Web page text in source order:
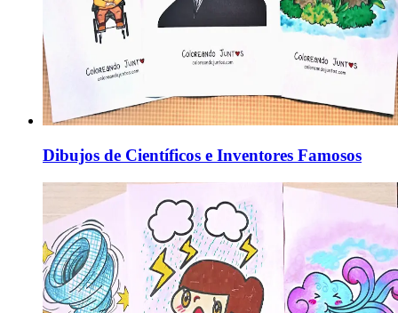
Dibujos de Científicos e Inventores Famosos